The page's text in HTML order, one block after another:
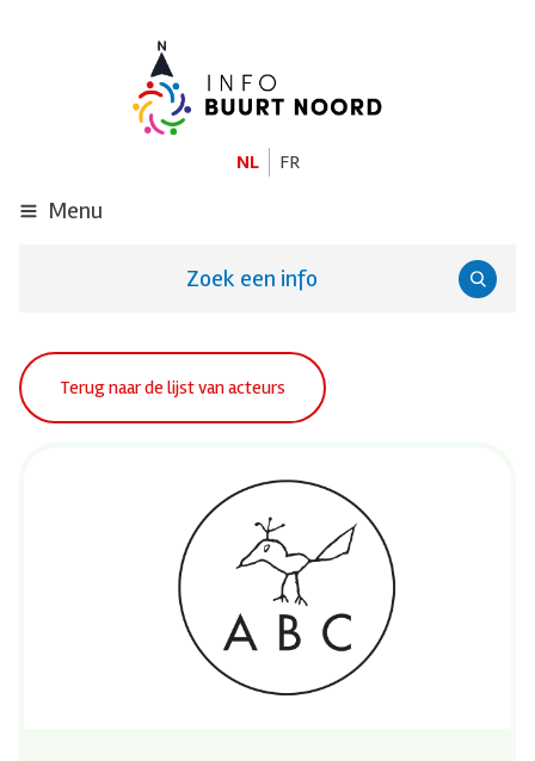
NL FR
Menu
Zoek een info
Terug naar de lijst van acteurs